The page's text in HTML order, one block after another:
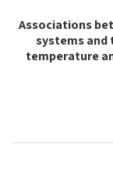
Associations
systems
temperature